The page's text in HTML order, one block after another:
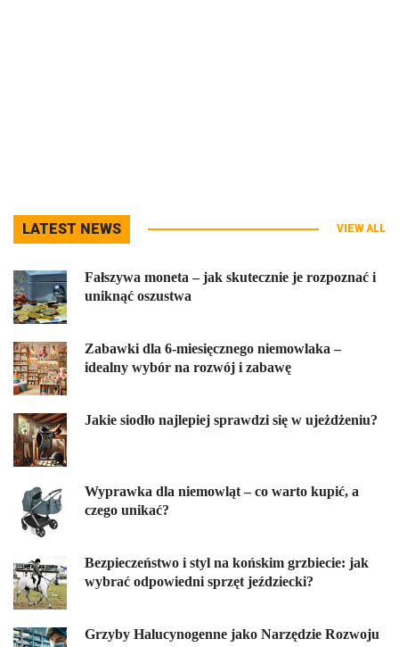
LATEST NEWS VIEW ALL
Fałszywa moneta – jak skutecznie je rozpoznać i
uniknąć oszustwa
Zabawki dla 6-miesięcznego niemowlaka –
idealny wybór na rozwój i zabawę
Jakie siodło najlepiej sprawdzi się w ujeżdżeniu?
Wyprawka dla niemowląt – co warto kupić, a
czego unikać?
Bezpieczeństwo i styl na końskim grzbiecie: jak
wybrać odpowiedni sprzęt jeździecki?
Grzyby Halucynogenne jako Narzędzie Rozwoju